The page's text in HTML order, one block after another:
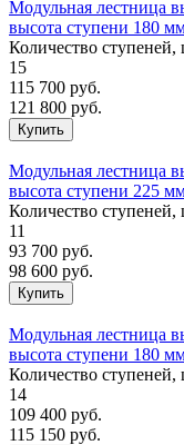
Модульная лестница
высота ступени 180
Количество ступеней,
15
115 700 руб.
121 800 руб.
Модульная лестница
высота ступени 225
Количество ступеней,
11
93 700 руб.
98 600 руб.
Модульная лестница
высота ступени 180
Количество ступеней,
14
109 400 руб.
115 150 руб.